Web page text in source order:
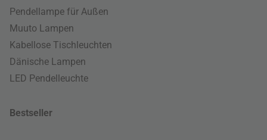
Pendellampe für Außen
Muuto Lampen
Kabellose Tischleuchten
Dänische Lampen
LED Pendelleuchte
Bestseller